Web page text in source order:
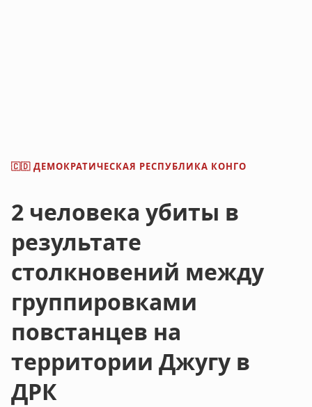
🇨🇩 ДЕМОКРАТИЧЕСКАЯ РЕСПУБЛИКА КОНГО
2 человека убиты в
результате
столкновений между
группировками
повстанцев на
территории Джугу в
ДРК